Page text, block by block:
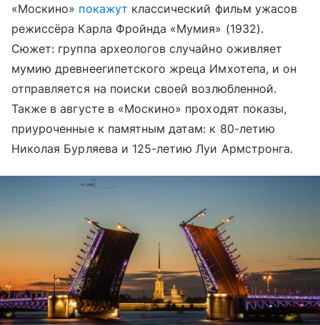
«Москино» покажут классический фильм ужасов
режиссёра Карла Фройнда «Мумия» (1932).
Сюжет: группа археологов случайно оживляет
мумию древнеегипетского жреца Имхотепа, и он
отправляется на поиски своей возлюбленной.
Также в августе в «Москино» проходят показы,
приуроченные к памятным датам: к 80-летию
Николая Бурляева и 125-летию Луи Армстронга.